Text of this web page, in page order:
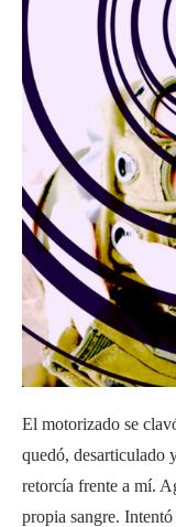
El motorizado se
quedó, desarticulado
retorcía frente a mí.
propia sangre.